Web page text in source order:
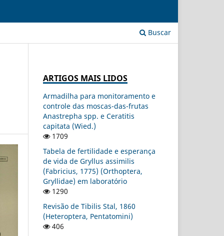
Buscar
ARTIGOS MAIS LIDOS
Armadilha para monitoramento e
controle das moscas-das-frutas
Anastrepha spp. e Ceratitis
capitata (Wied.)
1709
Tabela de fertilidade e esperança
de vida de Gryllus assimilis
(Fabricius, 1775) (Orthoptera,
Gryllidae) em laboratório
1290
Revisão de Tibilis Stal, 1860
(Heteroptera, Pentatomini)
406